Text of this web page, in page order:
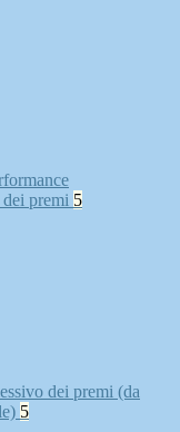
premi 5
dei premi (da
5